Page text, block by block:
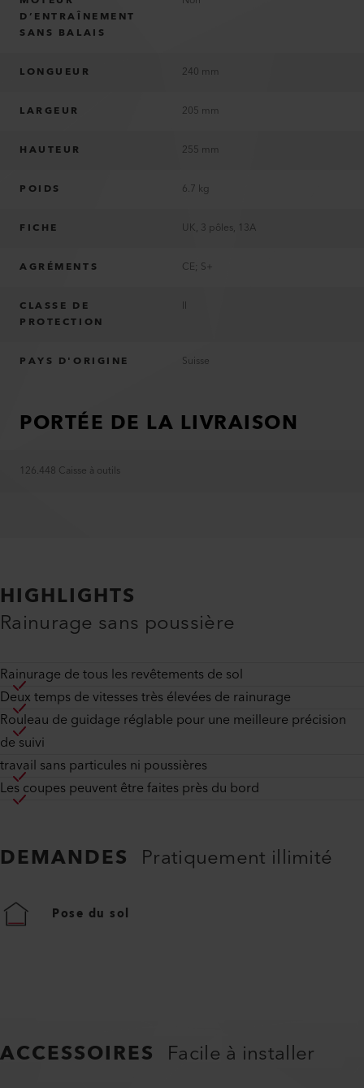
D’ENTRAÎNEMENT
SANS BALAIS
LONGUEUR 240 mm
LARGEUR 205 mm
HAUTEUR 255 mm
POIDS 6.7 kg
FICHE UK, 3 pôles, 13A
AGRÉMENTS CE; S+
CLASSE DE
PROTECTION
II
PAYS D'ORIGINE Suisse
PORTÉE DE LA LIVRAISON
126.448 Caisse à outils
HIGHLIGHTS
Rainurage sans poussière
Rainurage de tous les revêtements de sol
Deux temps de vitesses très élevées de rainurage
Rouleau de guidage réglable pour une meilleure précision
de suivi
travail sans particules ni poussières
Les coupes peuvent être faites près du bord
DEMANDES Pratiquement illimité
Pose du sol
ACCESSOIRES Facile à installer